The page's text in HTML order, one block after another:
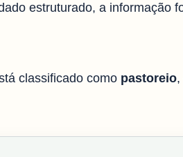
estruturado, a informação
classificado como pastoreio